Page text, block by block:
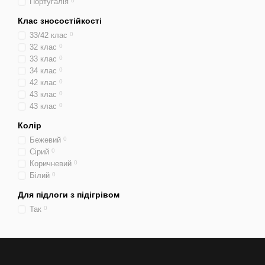
Клас зносостійкості
33/42 клас 0
32 клас 0
33 клас 0
34 клас 0
42 клас 0
43 клас 0
43 клас 0
Колір
Бежевий 0
Сірий 0
Коричневий 0
Білий 0
Для підлоги з підігрівом
Так 0